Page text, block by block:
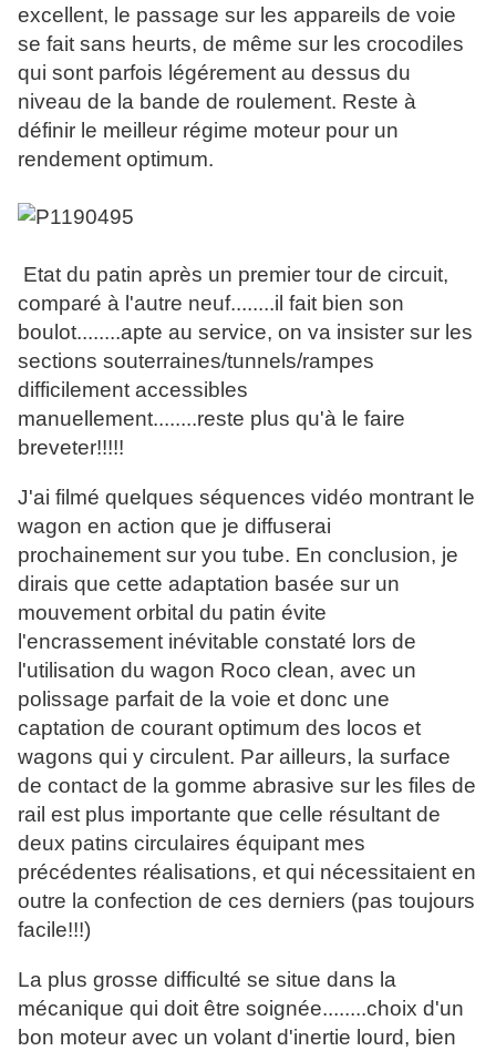
excellent, le passage sur les appareils de voie
se fait sans heurts, de même sur les crocodiles
qui sont parfois légérement au dessus du
niveau de la bande de roulement. Reste à
définir le meilleur régime moteur pour un
rendement optimum.
Etat du patin après un premier tour de circuit,
comparé à l'autre neuf........il fait bien son
boulot........apte au service, on va insister sur les
sections souterraines/tunnels/rampes
difficilement accessibles
manuellement........reste plus qu'à le faire
breveter!!!!!
J'ai filmé quelques séquences vidéo montrant le
wagon en action que je diffuserai
prochainement sur you tube. En conclusion, je
dirais que cette adaptation basée sur un
mouvement orbital du patin évite
l'encrassement inévitable constaté lors de
l'utilisation du wagon Roco clean, avec un
polissage parfait de la voie et donc une
captation de courant optimum des locos et
wagons qui y circulent. Par ailleurs, la surface
de contact de la gomme abrasive sur les files de
rail est plus importante que celle résultant de
deux patins circulaires équipant mes
précédentes réalisations, et qui nécessitaient en
outre la confection de ces derniers (pas toujours
facile!!!)
La plus grosse difficulté se situe dans la
mécanique qui doit être soignée........choix d'un
bon moteur avec un volant d'inertie lourd, bien